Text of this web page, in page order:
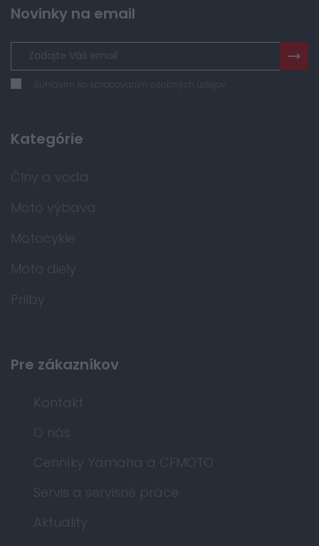
Novinky na email
Súhlasím so spracovaním osobných údajov
Kategórie
Člny a voda
Moto výbava
Motocykle
Moto diely
Prilby
Pre zákazníkov
Kontakt
O nás
Cenníky Yamaha a CFMOTO
Servis a servisné práce
Aktuality